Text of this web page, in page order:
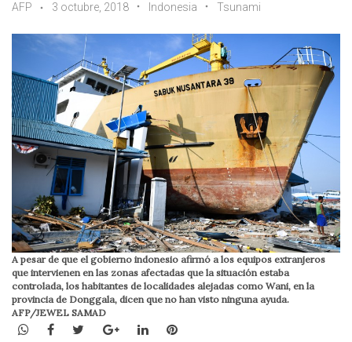
AFP 3 octubre, 2018 Indonesia Tsunami
A pesar de que el gobierno indonesio afirmó a los equipos extranjeros
que intervienen en las zonas afectadas que la situación estaba
controlada, los habitantes de localidades alejadas como Wani, en la
provincia de Donggala, dicen que no han visto ninguna ayuda.
AFP/JEWEL SAMAD
WhatsApp
Facebook
TwitterGoogle+LinkedInPinterest